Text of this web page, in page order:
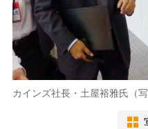
カインズ社長・土屋裕雅氏（